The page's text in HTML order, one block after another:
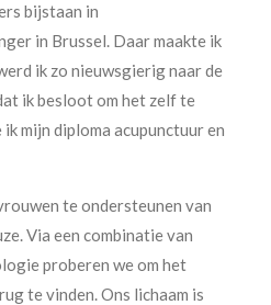
bijstaan in
in Brussel. Daar maakte ik
ik zo nieuwsgierig naar de
ik besloot om het zelf te
mijn diploma acupunctuur en
te ondersteunen van
Via een combinatie van
proberen we om het
te vinden. Ons lichaam is